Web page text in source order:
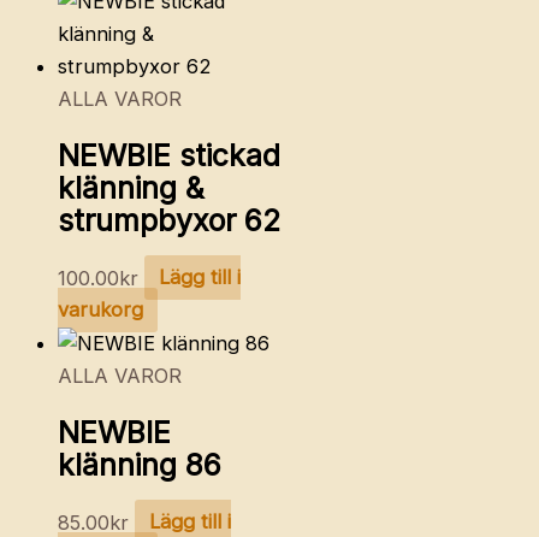
ALLA VAROR
NEWBIE stickad
klänning &
strumpbyxor 62
100.00kr
Lägg till i
varukorg
ALLA VAROR
NEWBIE
klänning 86
85.00kr
Lägg till i